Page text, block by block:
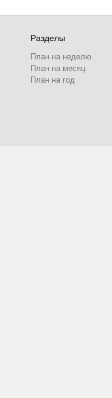
Разделы
План на неделю
План на месяц
План на год